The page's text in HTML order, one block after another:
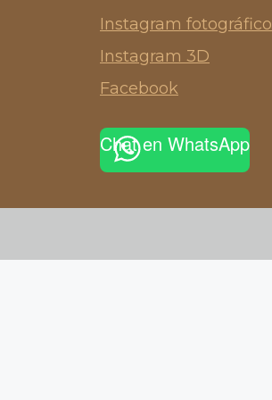
Instagram fotográfico
Instagram 3D
Facebook
Chat en WhatsApp